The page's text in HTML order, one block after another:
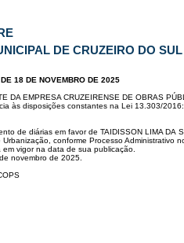
DE CRUZEIRO DO SUL
18 DE NOVEMBRO DE 2025
DA EMPRESA CRUZEIRENSE DE OBRAS PÚ
às disposições constantes na Lei 13.303/2016:
de diárias em favor de TAIDISSON LIMA DA
conforme Processo Administrativo
vigor na data de sua publicação.
novembro de 2025.